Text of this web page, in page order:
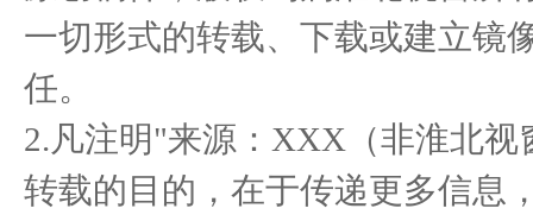
癌症，不再是绝症——来自
一切形式的转载、下载或建立镜
任。
2.凡注明"来源：XXX（非淮北
转载的目的，在于传递更多信息